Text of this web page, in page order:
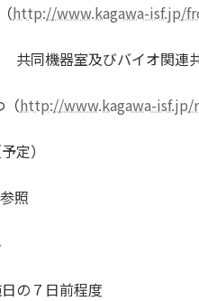
http://www.kagawa-isf.jp/
バイオ関連共同
http://www.kagawa-
定）
照
の７日前程度